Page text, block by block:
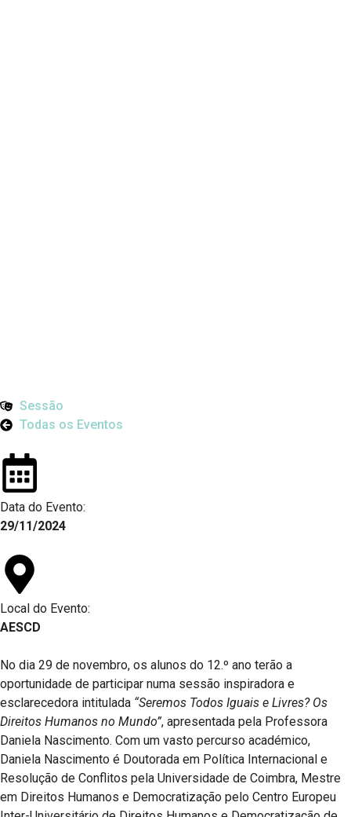
Sessão
Todas os Eventos
Data do Evento:
29/11/2024
Local do Evento:
AESCD
No dia 29 de novembro, os alunos do 12.º ano terão a
oportunidade de participar numa sessão inspiradora e
esclarecedora intitulada “Seremos Todos Iguais e Livres? Os
Direitos Humanos no Mundo”, apresentada pela Professora
Daniela Nascimento. Com um vasto percurso académico,
Daniela Nascimento é Doutorada em Política Internacional e
Resolução de Conflitos pela Universidade de Coimbra, Mestre
em Direitos Humanos e Democratização pelo Centro Europeu